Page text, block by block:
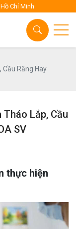
Chí Minh
Cầu Răng Hay
Tháo Lắp, Cầu
SV
thực hiện